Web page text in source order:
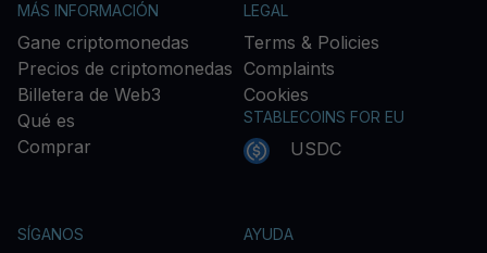
MÁS INFORMACIÓN
Gane criptomonedas
Precios de criptomonedas
Billetera de Web3
Qué es
Comprar
LEGAL
Terms & Policies
Complaints
Cookies
STABLECOINS FOR EU
USDC
SÍGANOS AYUDA